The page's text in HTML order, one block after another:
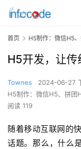
首页 H5制作：微信H5
H5开发，让
Townes
2024-06-27
H5制作：微信H5、拼团
阅读 119
随着移动互联网的快
话题。那么，什么